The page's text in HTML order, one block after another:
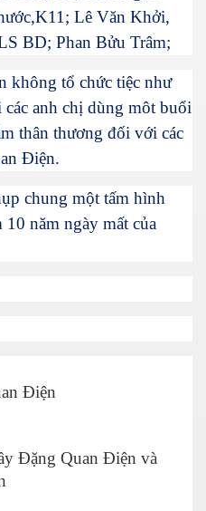
Lê Văn Khởi,
BD; Phan Bửu Trâm;
tổ chức tiệc như
anh chị dùng môt buổi
thân thương đối với các
Điện.
chung một tấm hình
năm ngày mất của
Điện
Đặng Quan Điện và